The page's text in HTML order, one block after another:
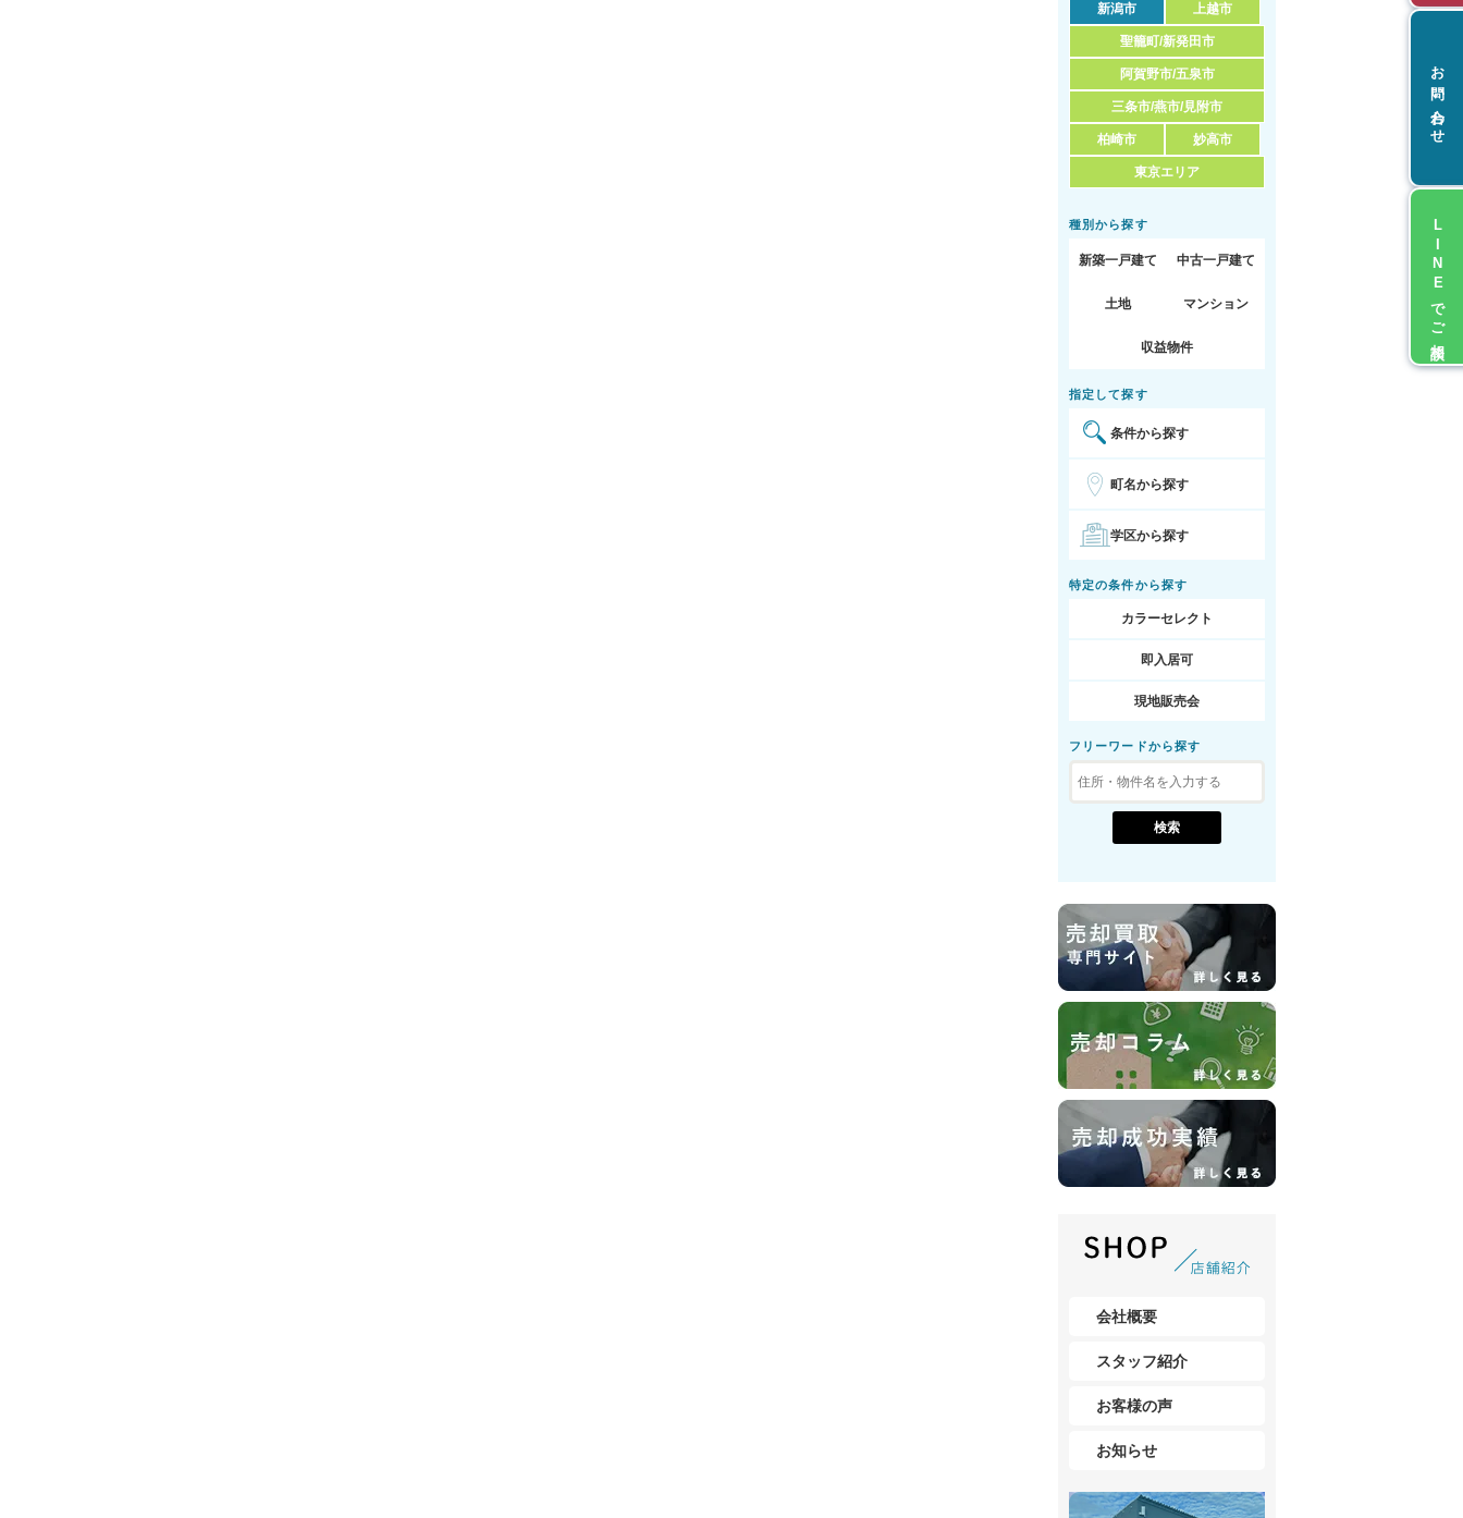
新潟市 上越市
聖籠町/新発田市
阿賀野市/五泉市
三条市/燕市/見附市
柏崎市 妙高市
東京エリア
種別から探す
新築一戸建て 中古一戸建て
土地 マンション
収益物件
指定して探す
条件から探す
町名から探す
学区から探す
特定の条件から探す
カラーセレクト
即入居可
現地販売会
フリーワードから探す
会社概要
スタッフ紹介
お客様の声
お知らせ
お問い合わせ
LINEでご相談